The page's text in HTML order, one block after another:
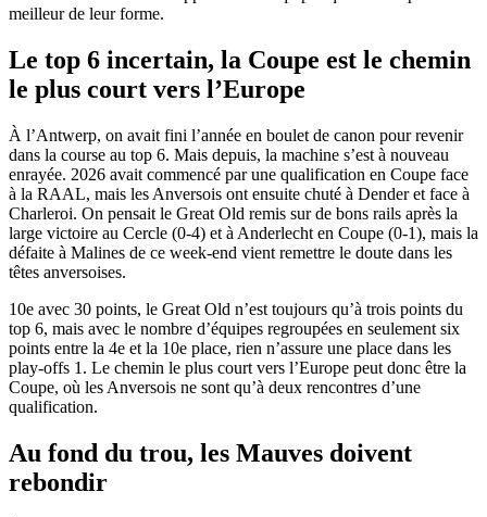
meilleur de leur forme.
Le top 6 incertain, la Coupe est le chemin
le plus court vers l’Europe
À l’Antwerp, on avait fini l’année en boulet de canon pour revenir
dans la course au top 6. Mais depuis, la machine s’est à nouveau
enrayée. 2026 avait commencé par une qualification en Coupe face
à la RAAL, mais les Anversois ont ensuite chuté à Dender et face à
Charleroi. On pensait le Great Old remis sur de bons rails après la
large victoire au Cercle (0-4) et à Anderlecht en Coupe (0-1), mais la
défaite à Malines de ce week-end vient remettre le doute dans les
têtes anversoises.
10e avec 30 points, le Great Old n’est toujours qu’à trois points du
top 6, mais avec le nombre d’équipes regroupées en seulement six
points entre la 4e et la 10e place, rien n’assure une place dans les
play-offs 1. Le chemin le plus court vers l’Europe peut donc être la
Coupe, où les Anversois ne sont qu’à deux rencontres d’une
qualification.
Au fond du trou, les Mauves doivent
rebondir